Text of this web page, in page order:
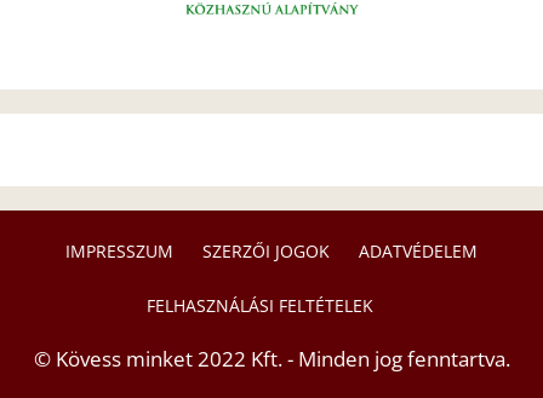
IMPRESSZUM SZERZŐI JOGOK ADATVÉDELEM
FELHASZNÁLÁSI FELTÉTELEK
© Kövess minket 2022 Kft. - Minden jog fenntartva.